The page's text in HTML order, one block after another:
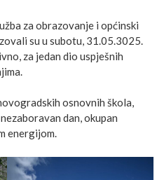
za obrazovanje i općinski
su u subotu, 31.05.3025.
za jedan dio uspješnih
osnovnih škola,
dan, okupan
energijom.